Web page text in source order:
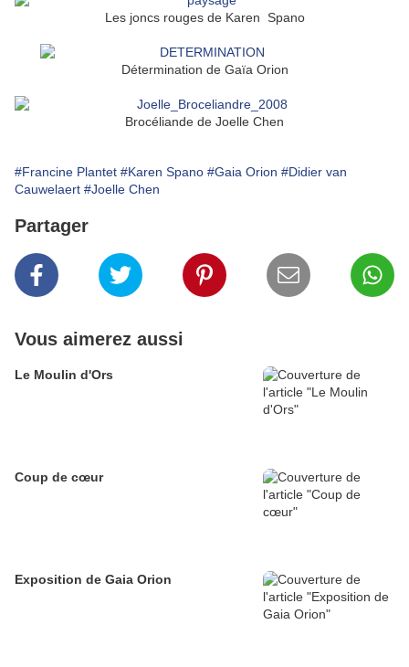
Les joncs rouges de Karen Spano
Détermination de Gaïa Orion
Brocéliande de Joelle Chen
#Francine Plantet #Karen Spano #Gaia Orion #Didier van
Cauwelaert #Joelle Chen
Partager
Vous aimerez aussi
Le Moulin d'Ors
Coup de cœur
Exposition de Gaia Orion